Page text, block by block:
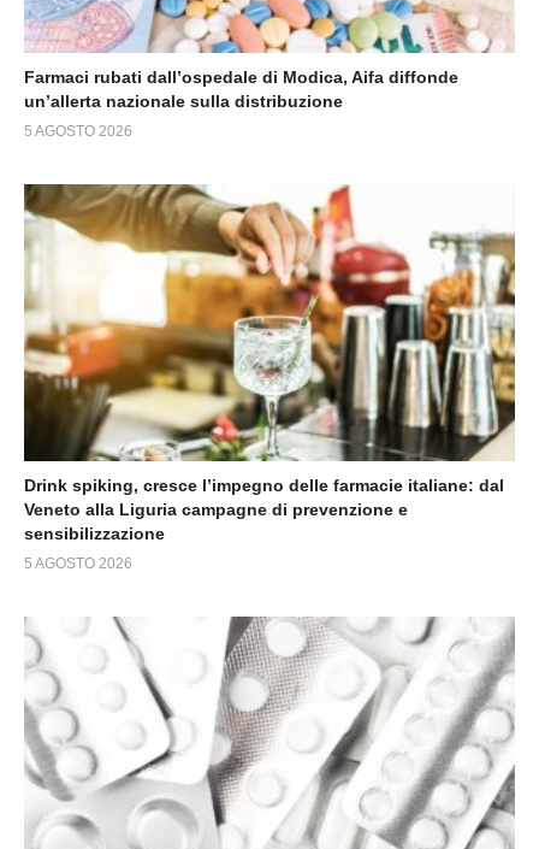
Farmaci rubati dall’ospedale di Modica, Aifa diffonde
un’allerta nazionale sulla distribuzione
5 AGOSTO 2026
Drink spiking, cresce l’impegno delle farmacie italiane: dal
Veneto alla Liguria campagne di prevenzione e
sensibilizzazione
5 AGOSTO 2026